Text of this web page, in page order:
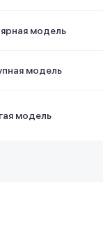
модель
модель
модель